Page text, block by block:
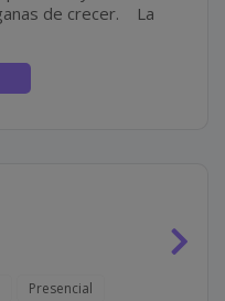
Presencial